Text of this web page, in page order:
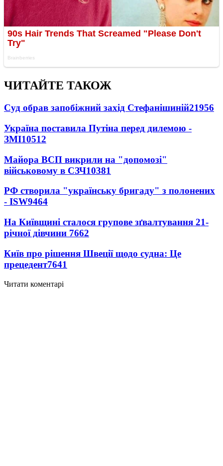
ЧИТАЙТЕ ТАКОЖ
Суд обрав запобіжний захід Стефанішиній21956
Україна поставила Путіна перед дилемою -
ЗМІ10512
Майора ВСП викрили на "допомозі"
військовому в СЗЧ10381
РФ створила "українську бригаду" з полонених
- ISW9464
На Київщині сталося групове зґвалтування 21-
річної дівчини 7662
Київ про рішення Швеції щодо судна: Це
прецедент7641
Читати коментарі